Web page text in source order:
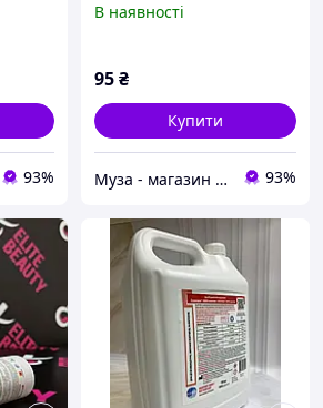
93%
В наявності
95₴
Купити
Муза - магазин косметики 93%